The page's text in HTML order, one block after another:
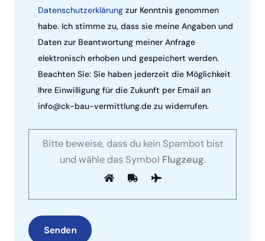
Datenschutzerklärung zur Kenntnis genommen
habe. Ich stimme zu, dass sie meine Angaben und
Daten zur Beantwortung meiner Anfrage
elektronisch erhoben und gespeichert werden.
Beachten Sie: Sie haben jederzeit die Möglichkeit
Ihre Einwilligung für die Zukunft per Email an
info@ck-bau-vermittlung.de zu widerrufen.
Bitte beweise, dass du kein Spambot bist
und wähle das Symbol Flugzeug.